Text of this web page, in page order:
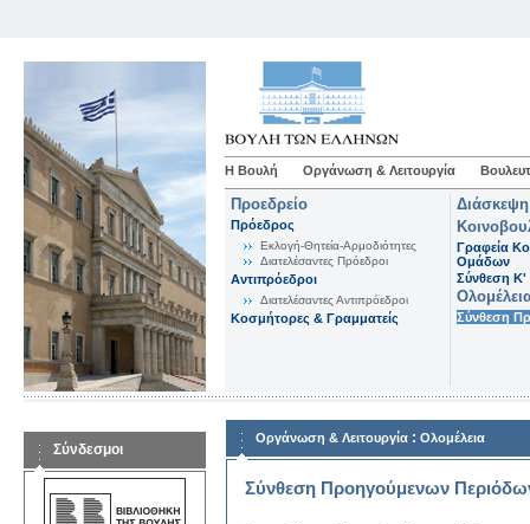
Η Βουλή Οργάνωση & Λειτουργία
Προεδρείο
Πρόεδρος
Εκλογή-Θητεία-Αρμοδιότητες
Διατελέσαντες Πρόεδροι
Αντιπρόεδροι
Διατελέσαντες Αντιπρόεδροι
Κοσμήτορες & Γραμματείς
Γραφεία
Ομάδων
Σύνθεση K'
Σύνθεση
Σύνδεσμοι
Οργάνωση & Λειτουργία : Ολομέλεια
Σύνθεση Προηγούμενων